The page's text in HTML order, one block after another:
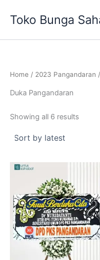
Toko Bunga
Home / 2023 Pangandaran
Duka Pangandaran
Showing all 6 results
latest